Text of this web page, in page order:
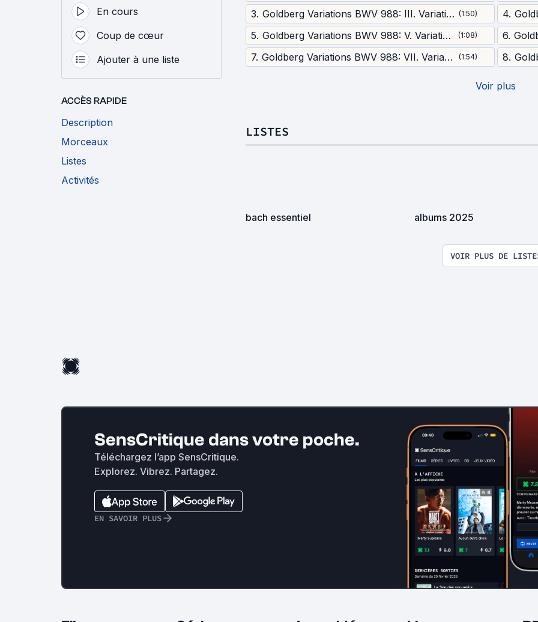
En cours
Coup de cœur
Ajouter à une liste
ACCÈS RAPIDE
Description
Morceaux
Listes
Activités
3. Goldberg Variations BWV 988: III. Variation 2 a 1 Clavier (1:50) 4.
5. Goldberg Variations BWV 988: V. Variation 4 a 1 Clavier (1:08) 6.
7. Goldberg Variations BWV 988: VII. Variation 6. Canone alla Seconda on 1 Clavier (1:54) 8.
Voir plus
LISTES
bach essentiel albums 2025
VOIR PLUS DE
SensCritique dans votre poche.
Téléchargez l’app SensCritique.
Explorez. Vibrez. Partagez.
EN SAVOIR PLUS